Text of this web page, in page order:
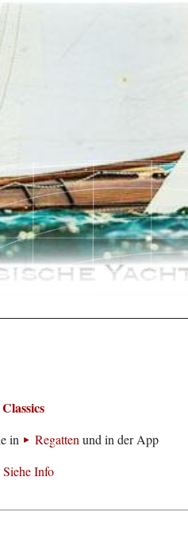
in Regattenund in der App
Siehe Info